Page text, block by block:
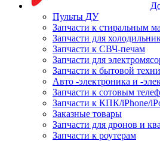
Пульты ДУ
Запчасти к стиральным
Запчасти для
Запчасти к СВЧ-печам
Запчасти для
Запчасти к бытовой
Авто -электроника и -
Запчасти к сотовым
Запчасти к КПК/iPhone/
Заказные товары
Запчасти для дронов и
Запчасти к роутерам